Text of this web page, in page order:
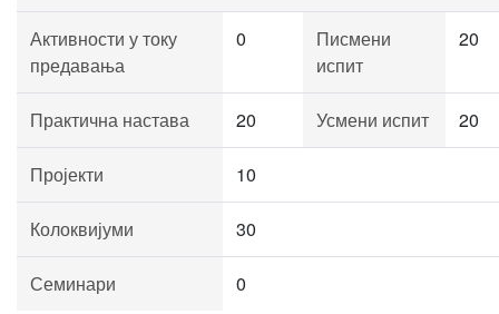
Активности у току
предавања
0
Писмени
испит
20
Практична настава 20 Усмени испит 20
Пројекти 10
Колоквијуми 30
Семинари 0